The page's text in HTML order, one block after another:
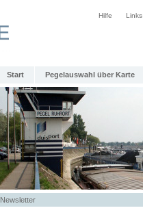
Hilfe Links
Start Pegelauswahl über Karte
Newsletter